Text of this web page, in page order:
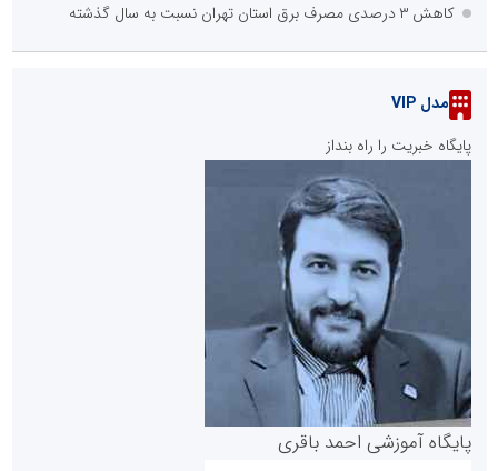
کاهش ۳ درصدی مصرف برق استان تهران نسبت به سال گذشته
مدل VIP
پایگاه خبریت را راه بنداز
پایگاه آموزشی احمد باقری